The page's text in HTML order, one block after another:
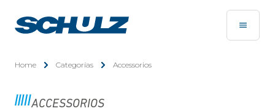
Home Categorías Accessorios
ACCESSORIOS